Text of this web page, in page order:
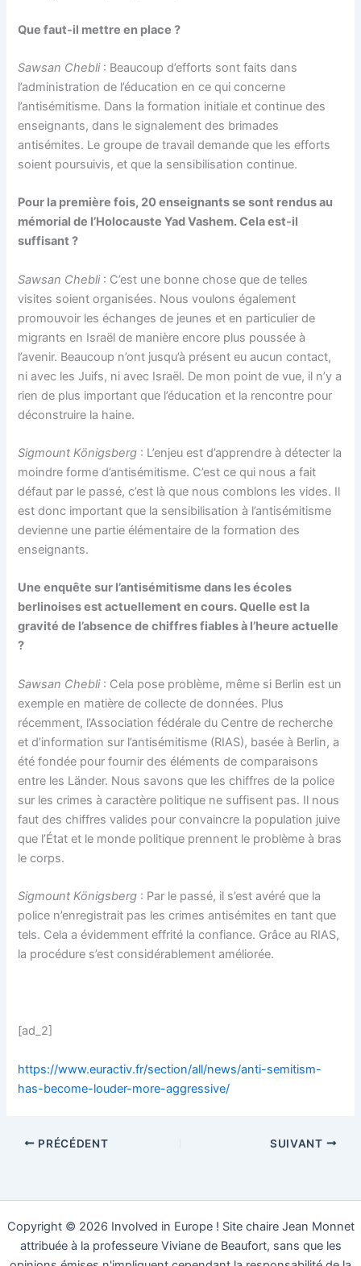
Que faut-il mettre en place ?
Sawsan Chebli: Beaucoup d’efforts sont faits dans
l’administration de l’éducation en ce qui concerne
l’antisémitisme. Dans la formation initiale et continue des
enseignants, dans le signalement des brimades
antisémites. Le groupe de travail demande que les efforts
soient poursuivis, et que la sensibilisation continue.
Pour la première fois, 20 enseignants se sont rendus au
mémorial de l’Holocauste Yad Vashem. Cela est-il
suffisant ?
Sawsan Chebli: C’est une bonne chose que de telles
visites soient organisées. Nous voulons également
promouvoir les échanges de jeunes et en particulier de
migrants en Israël de manière encore plus poussée à
l’avenir. Beaucoup n’ont jusqu’à présent eu aucun contact,
ni avec les Juifs, ni avec Israël. De mon point de vue, il n’y a
rien de plus important que l’éducation et la rencontre pour
déconstruire la haine.
Sigmount Königsberg : L’enjeu est d’apprendre à détecter la
moindre forme d’antisémitisme. C’est ce qui nous a fait
défaut par le passé, c’est là que nous comblons les vides. Il
est donc important que la sensibilisation à l’antisémitisme
devienne une partie élémentaire de la formation des
enseignants.
Une enquête sur l’antisémitisme dans les écoles
berlinoises est actuellement en cours. Quelle est la
gravité de l’absence de chiffres fiables à l’heure actuelle
?
Sawsan Chebli: Cela pose problème, même si Berlin est un
exemple en matière de collecte de données. Plus
récemment, l’Association fédérale du Centre de recherche
et d’information sur l’antisémitisme (RIAS), basée à Berlin, a
été fondée pour fournir des éléments de comparaisons
entre les Länder. Nous savons que les chiffres de la police
sur les crimes à caractère politique ne suffisent pas. Il nous
faut des chiffres valides pour convaincre la population juive
que l’État et le monde politique prennent le problème à bras
le corps.
Sigmount Königsberg : Par le passé, il s’est avéré que la
police n’enregistrait pas les crimes antisémites en tant que
tels. Cela a évidemment effrité la confiance. Grâce au RIAS,
la procédure s’est considérablement améliorée.
[ad_2]
https://www.euractiv.fr/section/all/news/anti-semitism-
has-become-louder-more-aggressive/
PRÉCÉDENT SUIVANT
Copyright © 2026 Involved in Europe ! Site chaire Jean Monnet
attribuée à la professeure Viviane de Beaufort, sans que les